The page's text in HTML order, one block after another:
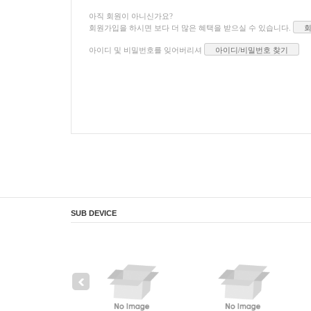
아직 회원이 아니신가요?
회원가입을 하시면 보다 더 많은 혜택을 받으실 수 있습니다.
아이디 및 비밀번호를 잊어버리셔 아이디/비밀번호 찾기
SUB DEVICE